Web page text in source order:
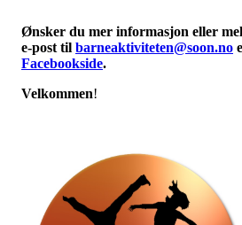
Ønsker du mer informasjon eller
e-post til barneaktiviteten@soon.no
Facebookside.
Velkommen!